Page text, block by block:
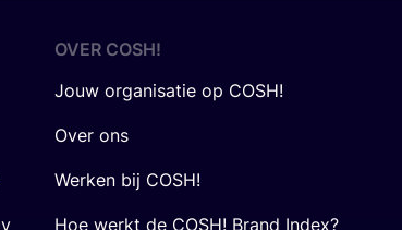
OVER COSH!
Jouw organisatie op COSH!
Over ons
Werken bij COSH!
Hoe werkt de COSH! Brand Index?